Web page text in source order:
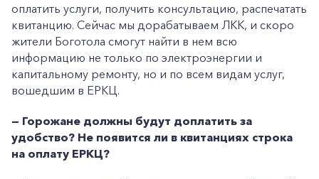
оплатить услуги, получить консультацию, распечатать
квитанцию. Сейчас мы дорабатываем ЛКК, и скоро
жители Боготола смогут найти в нем всю
информацию не только по электроэнергии и
капитальному ремонту, но и по всем видам услуг,
вошедшим в ЕРКЦ.
— Горожане должны будут доплатить за
удобство? Не появится ли в квитанциях строка
на оплату ЕРКЦ?